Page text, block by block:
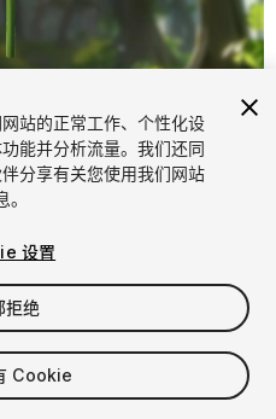
/5站的正常工作、个性化设
能并分析流量。我们还同
分享有关您使用我们网站
。
设置
拒绝
Cookie